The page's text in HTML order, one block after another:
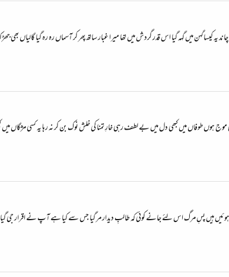
یہ کیساگہن میں گہہ گیا اس قدر گردش میں تھا میرا غبار ساتھ پھر کر آسماں رہ رہ گیا گالیاں
ہوں طوفاں میں کبھی دل میں بے لطف رہی خارِ تمنا کی خلش نوک بن کر نہ رہا یہ کسی مژگاں
کھلی ہوئیں ہیں پسِ مرگ اس لئے جانے کوئی کہ طالبِ دیدار مر گیا جس سے کیا ہے آپ نے